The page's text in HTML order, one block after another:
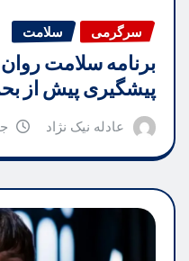
سرگرمی سلامت
برنامه سلامت
پیشگیری پیش از
عادله نیک نژاد